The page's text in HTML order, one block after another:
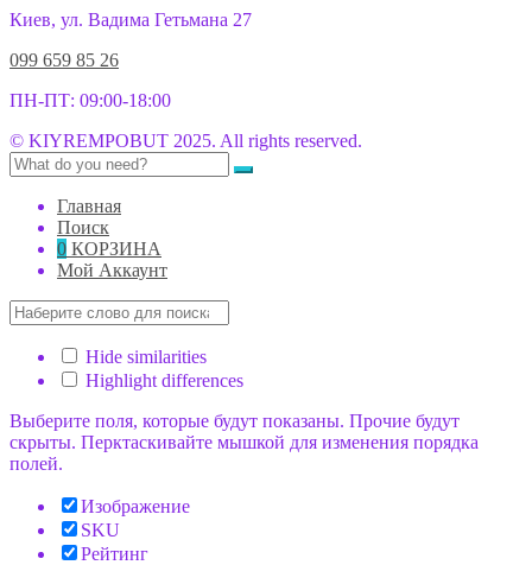
Киев, ул. Вадима Гетьмана 27
099 659 85 26
ПН-ПТ: 09:00-18:00
© KIYREMPOBUT 2025. All rights reserved.
Главная
Поиск
0 КОРЗИНА
Мой Аккаунт
Hide similarities
Highlight differences
Выберите поля, которые будут показаны. Прочие будут
скрыты. Перктаскивайте мышкой для изменения порядка
полей.
Изображение
SKU
Рейтинг